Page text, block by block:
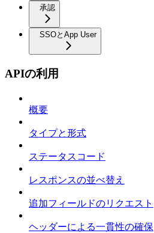
承認
SSOとApp User
APIの利用
概要
タイプと形式
ステータスコード
レスポンスの並べ替え
追加フィールドのリクエスト
ヘッダーによる一貫性の確保